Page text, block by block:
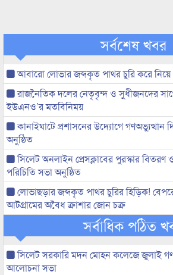
সর্বশেষ খবর
আবারো লোভার জব্দকৃত পাথর চুরি করে নিয়ে
রাজনৈতিক দলের নেতৃবৃন্দ ও সুধীজনদের
ইউএনও’র মতবিনিময়
কানাইঘাটে প্রশাসনের উদ্যোগে
অনুষ্ঠিত
সিলেট অনলাইন প্রেসক্লাবের পুরস্কার
পরিচিতি সভা অনুষ্ঠিত
লোভাছড়ার জব্দকৃত পাথর চুরির হিড়িক!
আটগ্রামের অবৈধ ক্রাশার জোন চক্র
সর্বাধিক পঠিত
সিলেট সরকারি মদন মোহন কলেজে জুলাই
আলোচনা সভা